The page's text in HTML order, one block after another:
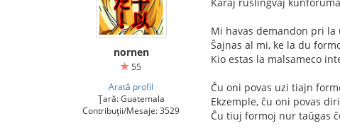
nornen
55
Arată profil
Țară: Guatemala
Contribuții/Mesaje: 3529
Mi havas demandon pri
Ŝajnas al mi, ke la du
Kio estas la malsameco
Ĉu oni povas uzi tiajn
Ekzemple, ĉu oni povas
Ĉu tiuj formoj nur taŭgas